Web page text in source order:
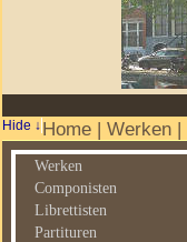
Home | Werken |
Werken
Componisten
Librettisten
Partituren